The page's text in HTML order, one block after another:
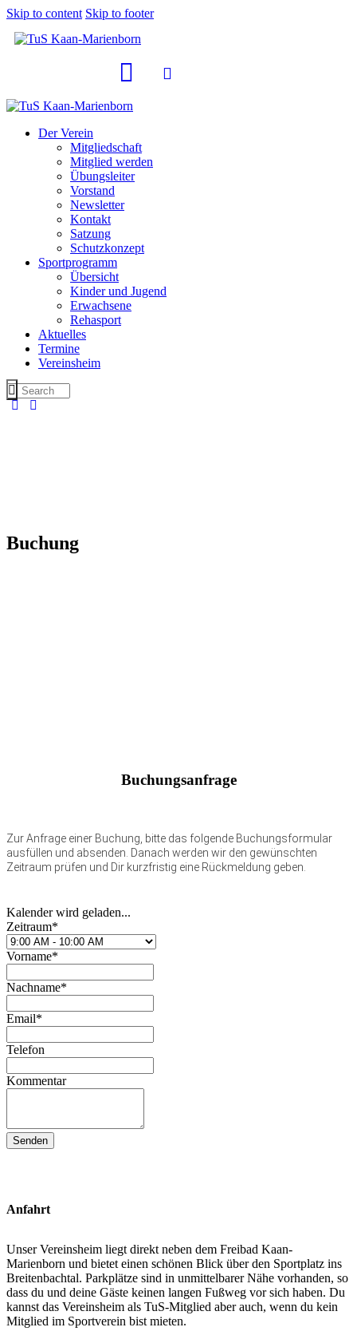
Skip to content Skip to footer
Der Verein
Mitgliedschaft
Mitglied werden
Übungsleiter
Vorstand
Newsletter
Kontakt
Satzung
Schutzkonzept
Sportprogramm
Übersicht
Kinder und Jugend
Erwachsene
Rehasport
Aktuelles
Termine
Vereinsheim
Buchung
Buchungsanfrage
Zur Anfrage einer Buchung, bitte das folgende Buchungsformular
ausfüllen und absenden. Danach werden wir den gewünschten
Zeitraum prüfen und Dir kurzfristig eine Rückmeldung geben.
Kalender wird geladen...
Zeitraum*
Vorname*
Nachname*
Email*
Telefon
Kommentar
Senden
Anfahrt
Unser Vereinsheim liegt direkt neben dem Freibad Kaan-
Marienborn und bietet einen schönen Blick über den Sportplatz ins
Breitenbachtal. Parkplätze sind in unmittelbarer Nähe vorhanden, so
dass du und deine Gäste keinen langen Fußweg vor sich haben. Du
kannst das Vereinsheim als TuS-Mitglied aber auch, wenn du kein
Mitglied im Sportverein bist mieten.